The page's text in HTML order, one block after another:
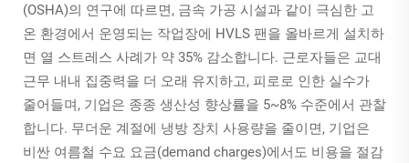
(OSHA)의 연구에 따르면, 금속 가공 시설과 같이 극심한 고
온 환경에서 운영되는 작업장에 HVLS 팬을 올바르게 설치하
면 열 스트레스 사례가 약 35% 감소합니다. 근로자들은 교대
근무 내내 집중력을 더 오래 유지하고, 피로로 인한 실수가
줄어들며, 기업은 종종 생산성 향상률을 5~8% 수준에서 관찰
합니다. 무더운 계절에 냉방 장치 사용량을 줄이면, 기업은
비싼 여름철 수요 요금(demand charges)에서도 비용을 절감